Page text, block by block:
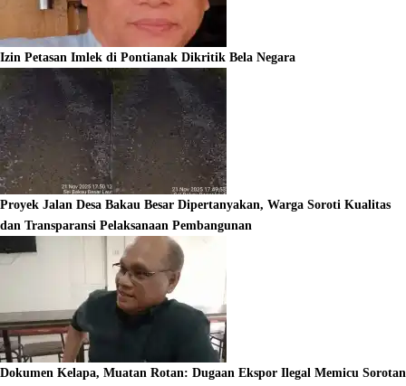
Izin Petasan Imlek di Pontianak Dikritik Bela Negara
Proyek Jalan Desa Bakau Besar Dipertanyakan, Warga Soroti Kualitas
dan Transparansi Pelaksanaan Pembangunan
Dokumen Kelapa, Muatan Rotan: Dugaan Ekspor Ilegal Memicu Sorotan